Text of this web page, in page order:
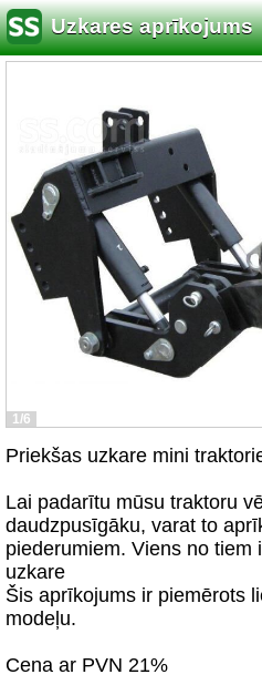
Uzkares aprīkojums
1/6
Priekšas uzkare mini
Lai padarītu mūsu traktoru
daudzpusīgāku, varat to
piederumiem. Viens no tiem
uzkare
Šis aprīkojums ir piemērots
modeļu.
Cena ar PVN 21%